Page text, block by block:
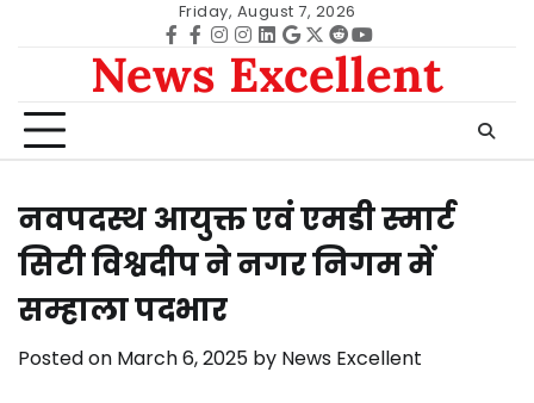
Friday, August 7, 2026
Facebook
facebook
Instagram
instagram
Linkedin
google
Twitter
redditYoutube
News Excellent
नवपदस्थ आयुक्त एवं एमडी स्मार्ट
सिटी विश्वदीप ने नगर निगम में
सम्हाला पदभार
Posted on March 6, 2025 by News Excellent